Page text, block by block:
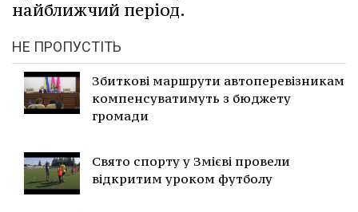
найближчий період.
НЕ ПРОПУСТІТЬ
Збиткові маршрути автоперевізникам
компенсуватимуть з бюджету
громади
Свято спорту у Змієві провели
відкритим уроком футболу